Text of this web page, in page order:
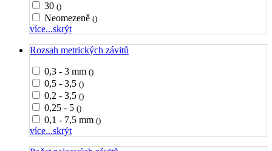
30 ()
Neomezeně ()
více...skrýt
Rozsah metrických závitů
0,3 - 3 mm ()
0,5 - 3,5 ()
0,2 - 3,5 ()
0,25 - 5 ()
0,1 - 7,5 mm ()
více...skrýt